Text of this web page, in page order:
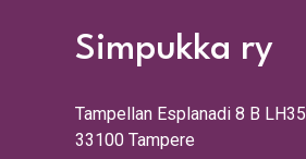
Simpukka ry
Tampellan Esplanadi 8 B LH35
33100 Tampere